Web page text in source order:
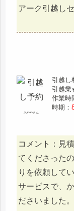
アーク引越し
あややさん
引越し
引越業
作業時
時期：
コメント：見
てくださった
りを依頼して
サービスで、
ださいました。